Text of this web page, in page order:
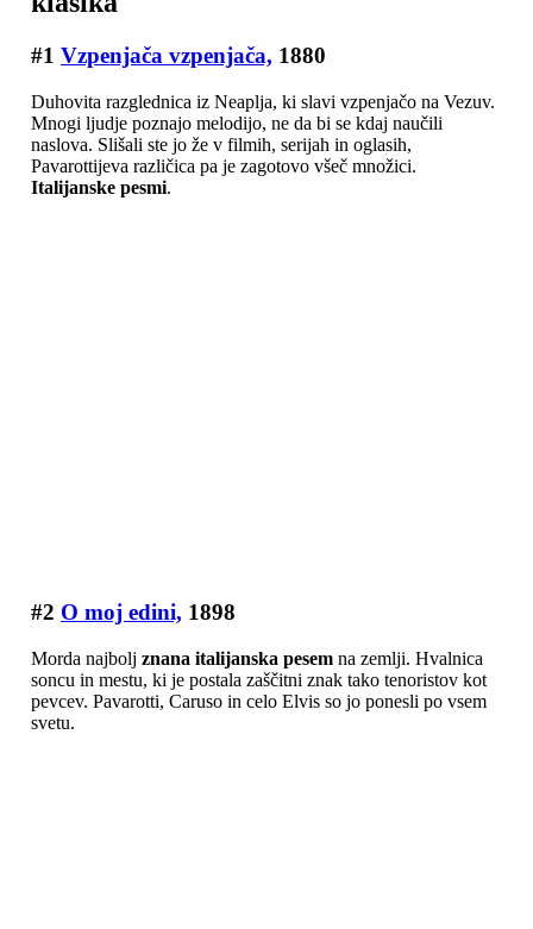
#1 Vzpenjača vzpenjača, 1880
Duhovita razglednica iz Neaplja, ki slavi vzpenjačo na Vezuv.
Mnogi ljudje poznajo melodijo, ne da bi se kdaj naučili
naslova. Slišali ste jo že v filmih, serijah in oglasih,
Pavarottijeva različica pa je zagotovo všeč množici.
Italijanske pesmi.
#2 O moj edini, 1898
Morda najbolj znana italijanska pesem na zemlji. Hvalnica
soncu in mestu, ki je postala zaščitni znak tako tenoristov kot
pevcev. Pavarotti, Caruso in celo Elvis so jo ponesli po vsem
svetu.